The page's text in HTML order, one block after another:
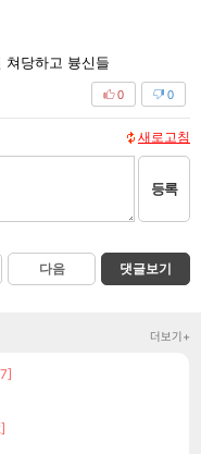
쳐당하고 븅신들
0
0
새로고침
등록
다음 댓글보기
더보기+